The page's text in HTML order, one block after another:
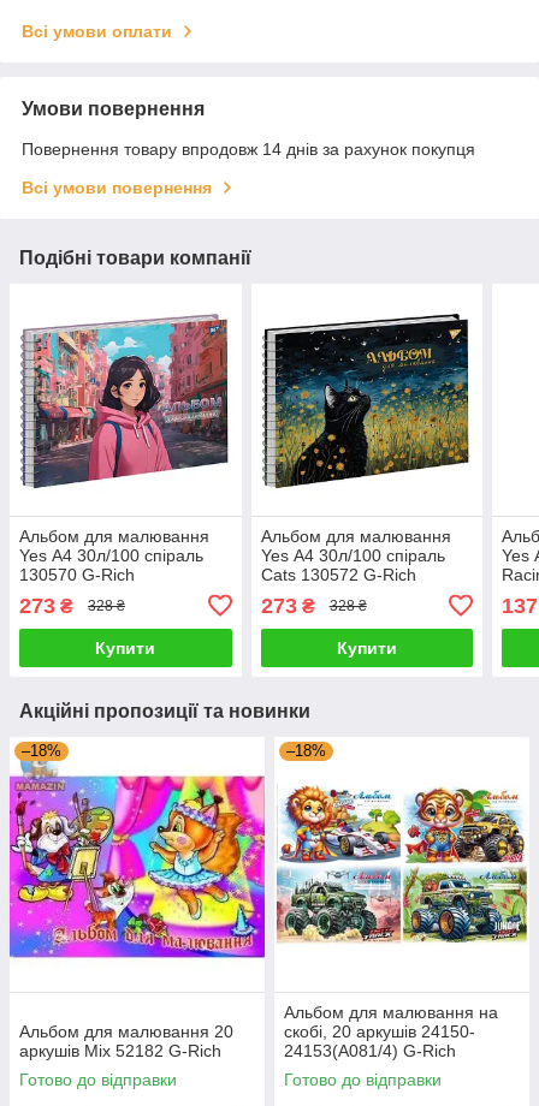
Всі умови оплати
Умови повернення
Повернення товару впродовж 14 днів за рахунок покупця
Всі умови повернення
Подібні товари компанії
Альбом для малювання
Yes А4 30л/100 спіраль
130570 G-Rich
273 ₴ 328 ₴
Купити
Альбом для малювання
Yes А4 30л/100 спіраль
Cats 130572 G-Rich
273₴ 328 ₴
Купити
Yes
137
Акційні пропозиції та новинки
–18%
Альбом для малювання 20
аркушів Mix 52182 G-Rich
Готово до відправки
–18%
Альбом для малювання на
скобі, 20 аркушів 24150-
24153(А081/4) G-Rich
Готово до відправки